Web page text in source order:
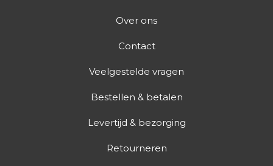
Over ons
Contact
Veelgestelde vragen
Bestellen & betalen
Levertijd & bezorging
Retourneren